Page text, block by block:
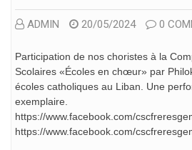
ADMIN 20/05/2024 0
Participation de nos choristes à la
Scolaires «Écoles en chœur» par
écoles catholiques au Liban. Une
exemplaire.
https://www.facebook.com/
https://www.facebook.com/